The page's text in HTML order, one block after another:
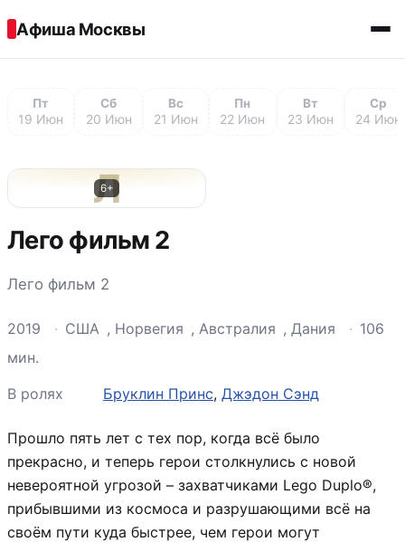
Афиша Москвы
Пт
19 Июн
Сб
20 Июн
Вс
21 Июн
Пн
22 Июн
Вт
23 Июн
Ср
24 Июн
Л
6+
Лего фильм 2
Лего фильм 2
2019 · США , Норвегия , Австралия , Дания · 106
мин.
В ролях
Бруклин Принс, Джэдон Сэнд
Прошло пять лет с тех пор, когда всё было
прекрасно, и теперь герои столкнулись с новой
невероятной угрозой – захватчиками Lego Duplo®,
прибывшими из космоса и разрушающими всё на
своём пути куда быстрее, чем герои могут